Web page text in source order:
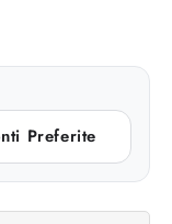
Preferite